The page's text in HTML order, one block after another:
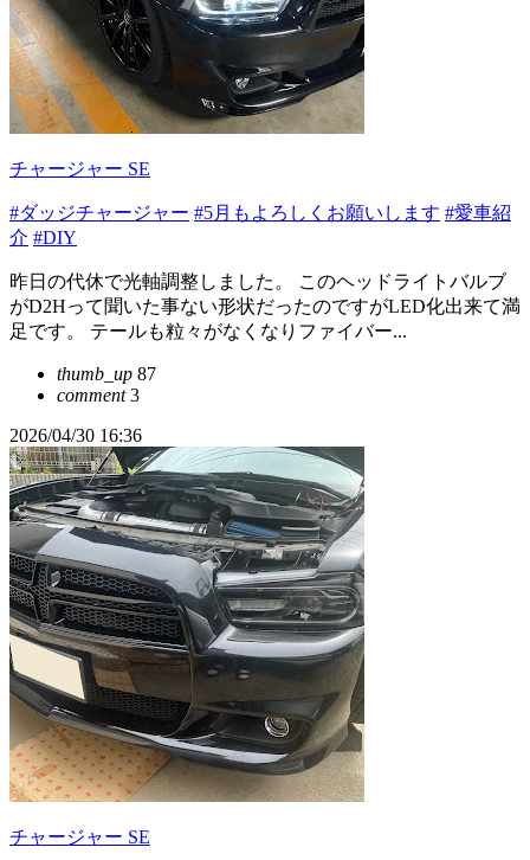
チャージャー SE
#ダッジチャージャー #5月もよろしくお願いします #愛車紹
介 #DIY
昨日の代休で光軸調整しました。 このヘッドライトバルブ
がD2Hって聞いた事ない形状だったのですがLED化出来て満
足です。 テールも粒々がなくなりファイバー...
thumb_up 87
comment3
2026/04/30 16:36
チャージャー SE